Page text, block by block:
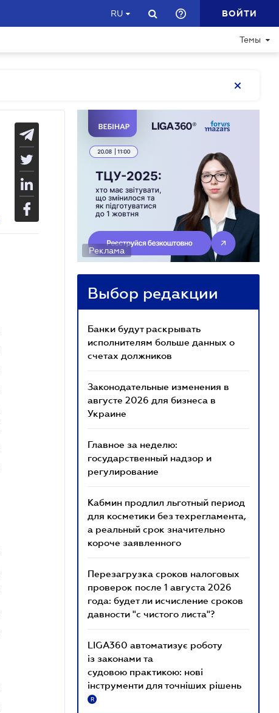
RU ВОЙТИ
Темы
Реклама
Выбор редакции
Банки будут раскрывать
исполнителям больше данных о
счетах должников
Законодательные изменения в
августе 2026 для бизнеса в
Украине
Главное за неделю:
государственный надзор и
регулирование
Кабмин продлил льготный период
для косметики без техрегламента,
а реальный срок значительно
короче заявленного
Перезагрузка сроков налоговых
проверок после 1 августа 2026
года: будет ли исчисление сроков
давности "с чистого листа"?
LIGA360 автоматизує роботу
із законами та
судовою практикою: нові
інструменти для точніших рішень
R